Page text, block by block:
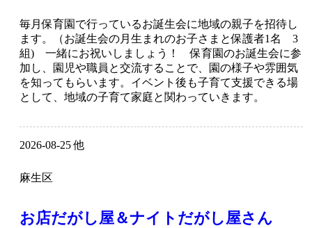
毎月保育園で行っているお誕生会に地域の親子を招待し
ます。（お誕生会の月生まれのお子さまと保護者1名 3
組) 一緒にお祝いしましょう！ 保育園のお誕生会に参
加し、園児や職員と交流することで、園の様子や雰囲気
を知ってもらいます。イベント後も子育て支援できる場
として、地域の子育て家庭と関わっていきます。
2026-08-25 他
麻生区
お店だがし屋＆ナイトだがし屋さん